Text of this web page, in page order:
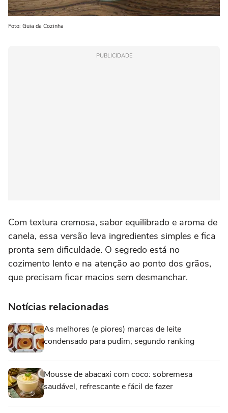
Foto: Guia da Cozinha
PUBLICIDADE
Com textura cremosa, sabor equilibrado e aroma de
canela, essa versão leva ingredientes simples e fica
pronta sem dificuldade. O segredo está no
cozimento lento e na atenção ao ponto dos grãos,
que precisam ficar macios sem desmanchar.
Notícias relacionadas
As melhores (e piores) marcas de leite
condensado para pudim; segundo ranking
Mousse de abacaxi com coco: sobremesa
saudável, refrescante e fácil de fazer